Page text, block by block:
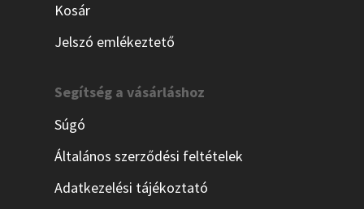
Kosár
Jelszó emlékeztető
Segítség a vásárláshoz
Súgó
Általános szerződési feltételek
Adatkezelési tájékoztató